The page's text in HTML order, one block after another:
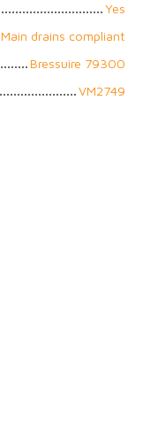
Yes
Main drains compliant
Bressuire 79300
VM2749